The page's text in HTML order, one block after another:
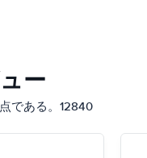
ー
である。12840